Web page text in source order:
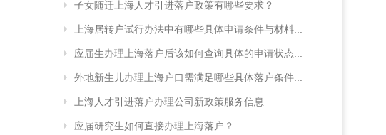
子女随迁上海人才引进落户政策有哪些要求？
上海居转户试行办法中有哪些具体申请条件与材料...
应届生办理上海落户后该如何查询具体的申请状态...
外地新生儿办理上海户口需满足哪些具体落户条件...
上海人才引进落户办理公司新政策服务信息
应届研究生如何直接办理上海落户？